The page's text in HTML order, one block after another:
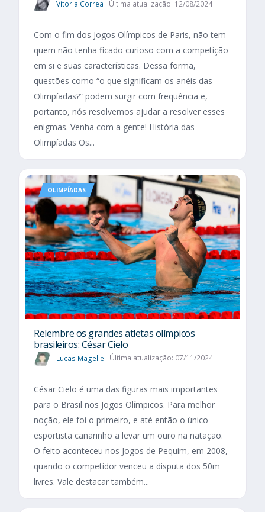
Vitoria Correa Última atualização: 12/08/2024
Com o fim dos Jogos Olímpicos de Paris, não tem
quem não tenha ficado curioso com a competição
em si e suas características. Dessa forma,
questões como “o que significam os anéis das
Olimpíadas?” podem surgir com frequência e,
portanto, nós resolvemos ajudar a resolver esses
enigmas. Venha com a gente! História das
Olimpíadas Os...
OLIMPÍADAS
Relembre os grandes atletas olímpicos
brasileiros: César Cielo
Lucas Magelle Última atualização: 07/11/2024
César Cielo é uma das figuras mais importantes
para o Brasil nos Jogos Olímpicos. Para melhor
noção, ele foi o primeiro, e até então o único
esportista canarinho a levar um ouro na natação.
O feito aconteceu nos Jogos de Pequim, em 2008,
quando o competidor venceu a disputa dos 50m
livres. Vale destacar também...